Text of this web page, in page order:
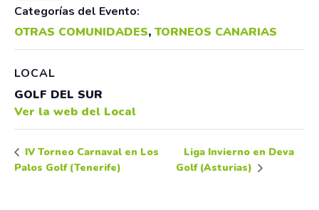
Categorías del Evento:
OTRAS COMUNIDADES, TORNEOS CANARIAS
LOCAL
GOLF DEL SUR
Ver la web del Local
IV Torneo Carnaval en Los
Palos Golf (Tenerife)
Liga Invierno en Deva
Golf (Asturias)